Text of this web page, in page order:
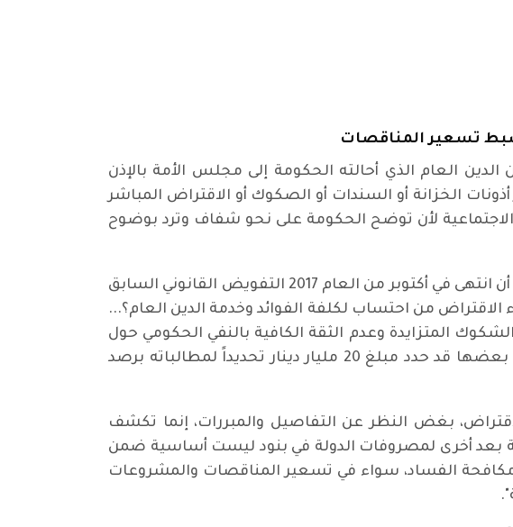
وضبط تسعير المناقصات
العام الذي أحالته الحكومة إلى مجلس الأمة بالإذن
20 مليار دينار عن طريق إصدار أذونات الخزانة أو السندات أو الصكوك أو الاقتراض المباشر
لأن توضح الحكومة على نحو شفاف وترد بوضوح
ما إذا كانت حاجة فعلية وضرورة عملية لعودة الدولة مجدداً إلى آلية الاقتراض، التي سبق أن انتهى في أكتوبر من العام 2017 التفويض القانوني السابق
الاقتراض من احتساب لكلفة الفوائد وخدمة الدين العام؟...
المتزايدة وعدم الثقة الكافية بالنفي الحكومي حول
صلة هذا الاقتراض بحزم التحفيز المليارية التنفعية التي أطلقتها بعض الجهات، وكان بعضها قد حدد مبلغ 20 مليار دينار تحديداً لمطالباته برصد
بغض النظر عن التفاصيل والمبررات، إنما تكشف
بعد أخرى لمصروفات الدولة في بنود ليست أساسية ضمن
مكافحة الفساد، سواء في تسعير المناقصات والمشروعات